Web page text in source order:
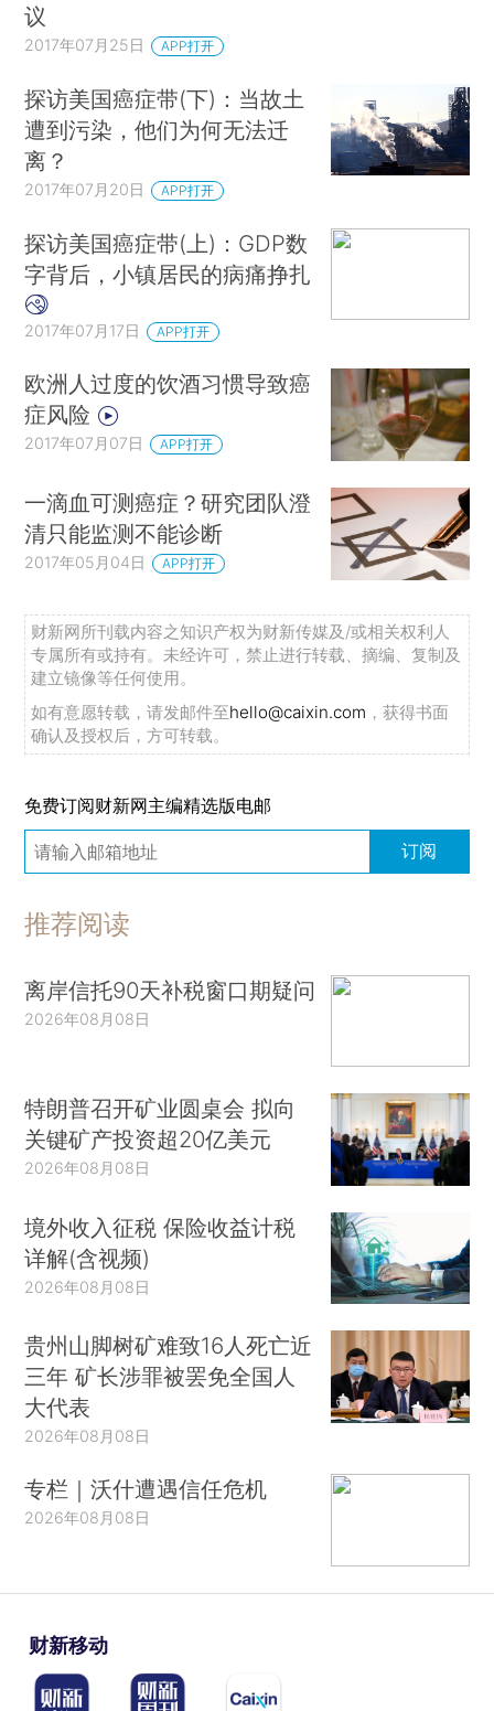
议
2017年07月25日 APP打开
探访美国癌症带(下)：当故土
遭到污染，他们为何无法迁
离？
2017年07月20日 APP打开
探访美国癌症带(上)：GDP数
字背后，小镇居民的病痛挣扎
2017年07月17日 APP打开
欧洲人过度的饮酒习惯导致癌
症风险
2017年07月07日 APP打开
一滴血可测癌症？研究团队澄
清只能监测不能诊断
2017年05月04日 APP打开
财新网所刊载内容之知识产权为财新传媒及/或相关权利人
专属所有或持有。未经许可，禁止进行转载、摘编、复制及
建立镜像等任何使用。
如有意愿转载，请发邮件至hello@caixin.com ，获得书面
确认及授权后，方可转载。
免费订阅财新网主编精选版电邮
订阅
推荐阅读
离岸信托90天补税窗口期疑问
2026年08月08日
特朗普召开矿业圆桌会 拟向
关键矿产投资超20亿美元
2026年08月08日
境外收入征税 保险收益计税
详解(含视频)
2026年08月08日
贵州山脚树矿难致16人死亡近
三年 矿长涉罪被罢免全国人
大代表
2026年08月08日
专栏｜沃什遭遇信任危机
2026年08月08日
财新移动